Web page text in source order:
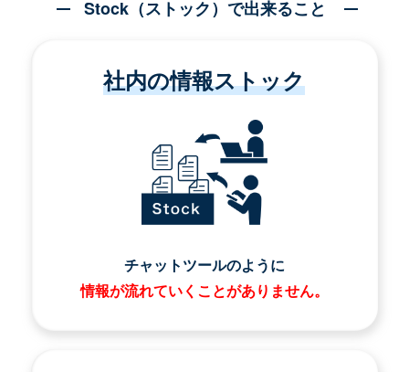
Stock（ストック）で出来ること
社内の情報ストック
チャットツールのように
情報が流れていくことがありません。